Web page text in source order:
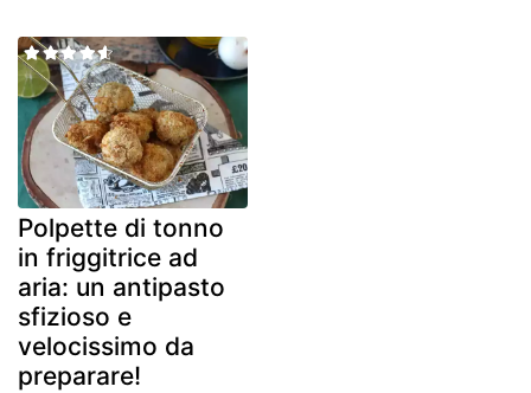
Polpette di tonno
in friggitrice ad
aria: un antipasto
sfizioso e
velocissimo da
preparare!